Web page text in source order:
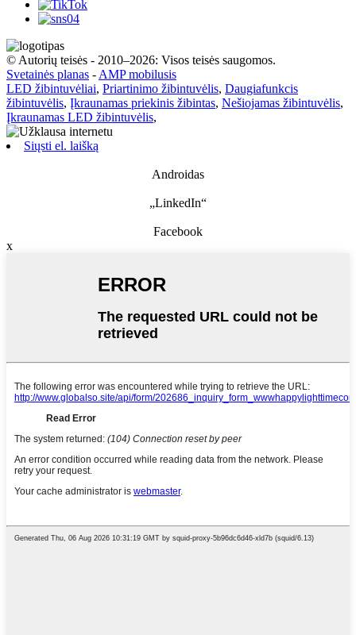
© Autorių teisės - 2010–2026: Visos teisės saugomos.
Svetainės planas - AMP mobilusis
LED žibintuvėliai, Priartinimo žibintuvėlis, Daugiafunkcis
žibintuvėlis, Įkraunamas priekinis žibintas, Nešiojamas žibintuvėlis,
Įkraunamas LED žibintuvėlis,
Siųsti el. laišką
Androidas
„LinkedIn“
Facebook
x